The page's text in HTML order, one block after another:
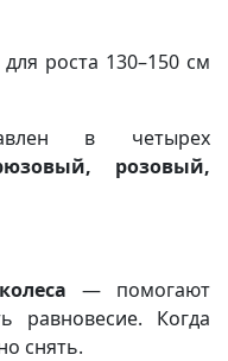
роста 130–150 см
в четырех
розовый,
— помогают
равновесие. Когда
снять.